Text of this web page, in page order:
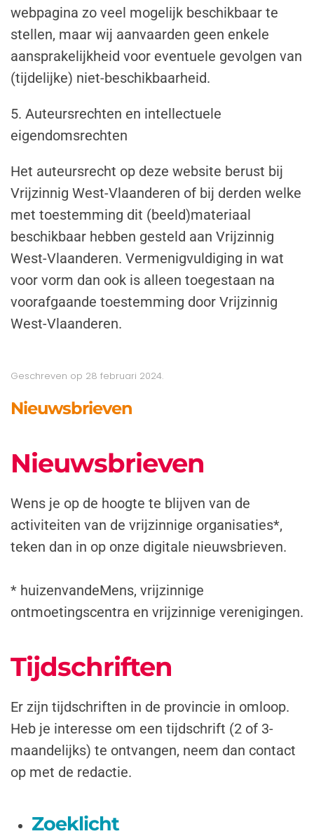
webpagina zo veel mogelijk beschikbaar te
stellen, maar wij aanvaarden geen enkele
aansprakelijkheid voor eventuele gevolgen van
(tijdelijke) niet-beschikbaarheid.
5. Auteursrechten en intellectuele
eigendomsrechten
Het auteursrecht op deze website berust bij
Vrijzinnig West-Vlaanderen of bij derden welke
met toestemming dit (beeld)materiaal
beschikbaar hebben gesteld aan Vrijzinnig
West-Vlaanderen. Vermenigvuldiging in wat
voor vorm dan ook is alleen toegestaan na
voorafgaande toestemming door Vrijzinnig
West-Vlaanderen.
Geschreven op 28 februari 2024.
Nieuwsbrieven
Nieuwsbrieven
Wens je op de hoogte te blijven van de
activiteiten van de vrijzinnige organisaties*,
teken dan in op onze digitale nieuwsbrieven.
* huizenvandeMens, vrijzinnige
ontmoetingscentra en vrijzinnige verenigingen.
Tijdschriften
Er zijn tijdschriften in de provincie in omloop.
Heb je interesse om een tijdschrift (2 of 3-
maandelijks) te ontvangen, neem dan contact
op met de redactie.
Zoeklicht